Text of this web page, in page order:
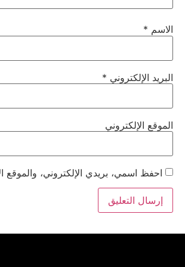
الاسم *
البريد الإلكتروني *
الموقع الإلكتروني
احفظ اسمي، بريدي الإلكتروني، والموقع